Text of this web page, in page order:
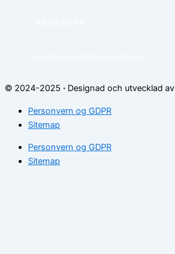
© 2024-2025 · Designad och utvecklad av
Personvern og GDPR
Sitemap
Personvern og GDPR
Sitemap